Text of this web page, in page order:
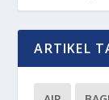
ARTIKEL